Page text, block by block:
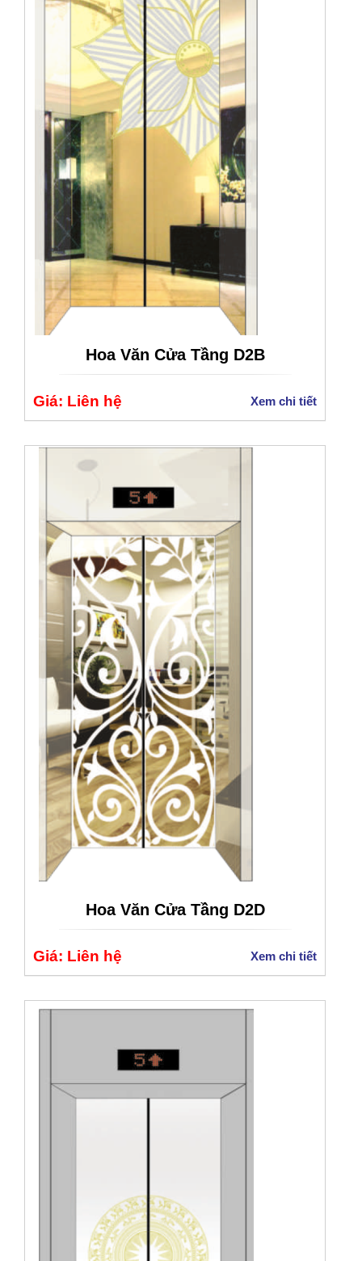
Hoa Văn Cửa Tầng D2B
Giá: Liên hệ Xem chi tiết
Hoa Văn Cửa Tầng D2D
Giá: Liên hệ Xem chi tiết